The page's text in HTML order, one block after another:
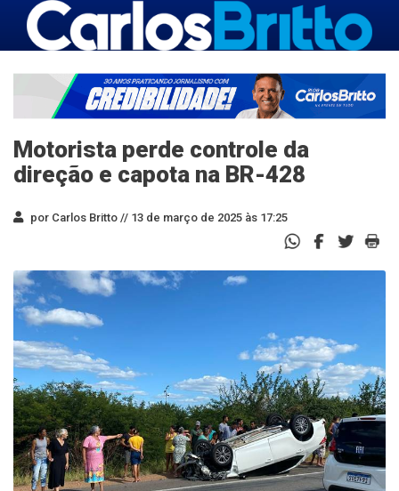
Motorista perde controle da
direção e capota na BR-428
por Carlos Britto // 13 de março de 2025 às 17:25